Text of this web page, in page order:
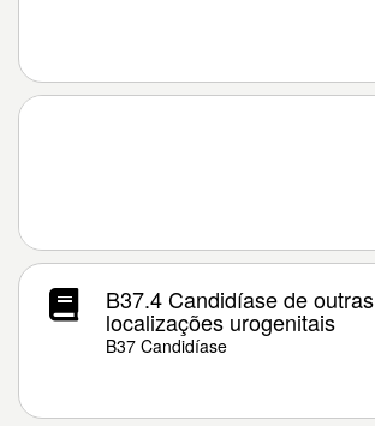
B37.4 Candidíase de outras
localizações urogenitais
B37 Candidíase